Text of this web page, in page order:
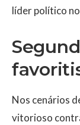
líder político
Nos cenários
vitorioso